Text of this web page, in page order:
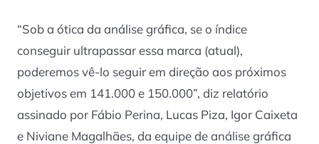
“Sob a ótica da análise gráfica, se o índice
conseguir ultrapassar essa marca (atual),
poderemos vê-lo seguir em direção aos próximos
objetivos em 141.000 e 150.000”, diz relatório
assinado por Fábio Perina, Lucas Piza, Igor Caixeta
e Niviane Magalhães, da equipe de análise gráfica